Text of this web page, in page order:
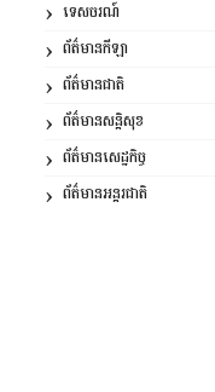
ទេសចរណ៍
ព័ត៌មានកីឡា
ព័ត៌មានជាតិ
ព័ត៌មានសន្តិសុខ
ព័ត៌មានសេដ្ឋកិច្ច
ព័ត៌មានអន្តរជាតិ